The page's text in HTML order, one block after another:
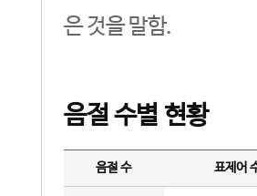
은 것을 말함.
음절 수별 현황
음절 수 표제어